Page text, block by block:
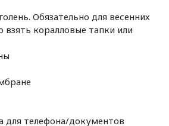
Обязательно для весенних
коралловые тапки или
для телефона/документов